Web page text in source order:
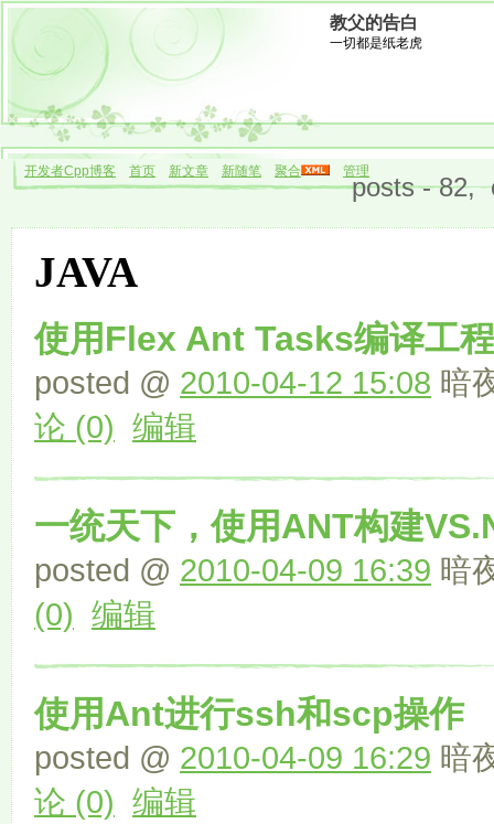
教父的告白
一切都是纸老虎
开发者Cpp博客 首页 新文章 新随笔 聚合 管理
posts - 82,
JAVA
使用Flex Ant Tasks编译工
posted @ 2010-04-12 15:08 暗
论 (0) 编辑
一统天下，使用ANT构建
posted @ 2010-04-09 16:39 暗
(0) 编辑
使用Ant进行ssh和scp操作
posted @ 2010-04-09 16:29 暗
论 (0) 编辑